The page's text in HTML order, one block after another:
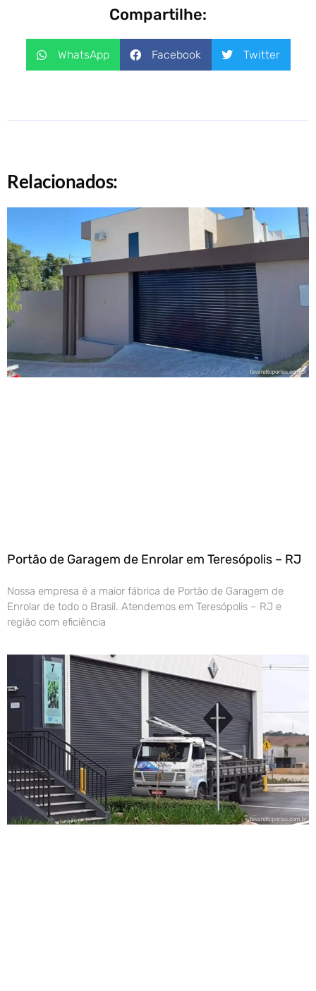
Compartilhe:
WhatsApp Facebook Twitter
Relacionados:
Portão de Garagem de Enrolar em Teresópolis – RJ
Nossa empresa é a maior fábrica de Portão de Garagem de
Enrolar de todo o Brasil. Atendemos em Teresópolis – RJ e
região com eficiência